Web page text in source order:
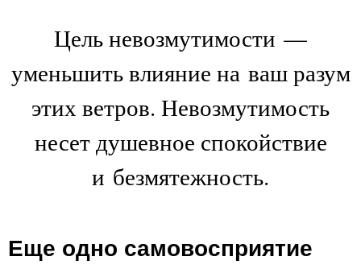
Цель невозмутимости —
уменьшить влияние на ваш разум
этих ветров. Невозмутимость
несет душевное спокойствие
и безмятежность.
Еще одно самовосприятие